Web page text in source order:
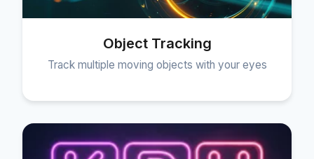
Object Tracking
Track multiple moving objects with your eyes